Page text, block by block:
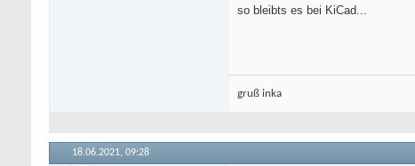
so bleibts es bei KiCad...
gruß inka
18.06.2021, 09:28